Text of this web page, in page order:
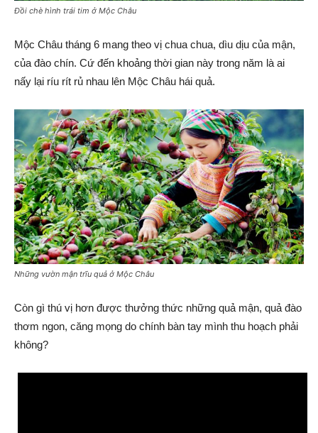
Đồi chè hình trái tim ở Mộc Châu
Mộc Châu tháng 6 mang theo vị chua chua, dìu dịu của mận,
của đào chín. Cứ đến khoảng thời gian này trong năm là ai
nấy lại ríu rít rủ nhau lên Mộc Châu hái quả.
Những vườn mận trĩu quả ở Mộc Châu
Còn gì thú vị hơn được thưởng thức những quả mận, quả đào
thơm ngon, căng mọng do chính bàn tay mình thu hoạch phải
không?